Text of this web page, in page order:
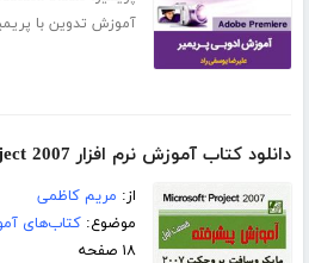
آموزش تدوین با
دانلود کتاب آموزش نرم افزار Microsoft Project 2007
از: مریم کاظمی
موضوع:کتاب‌های
۱۸ صفحه